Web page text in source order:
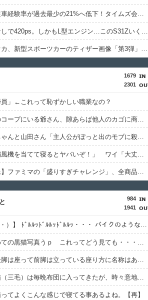
路上駐車経験率が過去最少の21%へ低下！タイムズ会員にアンケート
過給なしで420ps。しかもL型エンジン…このS31Zいくらかかってるんだ…
ミツオカ、新型スポーツカーのティザー画像「第3弾」を公開！
1679
2301
員」←これって恥ずかしい職業なの？
近所のコープにいる爺さん、隙あらば他人のカゴに商品を入れようとする
みいちゃんと山田さん「主人公がぽっと出のモブに殺されて終わります」←これ
敵「扇風機を当てて寝るとヤバいぞ！」 ワイ「大丈夫やろｗｗｗ」扇風機ﾎﾟﾁｰ
【画像】ファミマの「盛りすぎチャレンジ」、全商品買うて来たで
984
1941
【・ω・）】 ﾄﾞﾙﾙｯﾄﾞﾙﾙｯﾄﾞﾙﾙｯ・・・ バイクのような大音量は・・・【再】
はじめての黒猫写真うｐ これってどう見ても・・・【再】
猫が後脚は座って前脚は立っている座り方に名称はあるんですか?【再】
先代猫（三毛）は毎晩布団に入ってきたが、時々意地悪して 肩の部分ぴっちり布団ガードして入れなくしてると・・・【再】
てよくこんな感じで寝てる事あるよね。【再】